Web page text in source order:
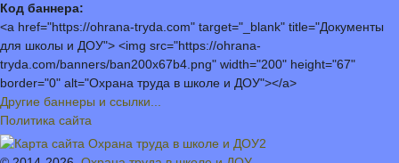
Код баннера:
<a href="https://ohrana-tryda.com" target="_blank" title="Документы
для школы и ДОУ"> <img src="https://ohrana-
tryda.com/banners/ban200x67b4.png" width="200" height="67"
border="0" alt="Охрана труда в школе и ДОУ"></a>
Другие баннеры и ссылки...
Политика сайта